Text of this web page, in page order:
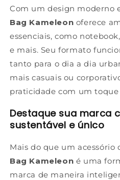
Com um design moderno
Bag Kameleon oferece
essenciais, como
e mais. Seu formato
tanto para o dia a dia
mais casuais ou
praticidade com um toque
Destaque sua marca
sustentável e único
Mais do que um acessório
Bag Kameleon é uma
marca de maneira